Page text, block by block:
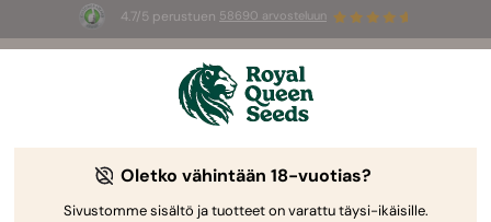
4.7/5 perustuen 58690 arvosteluun
Summer Sales: jopa –50 %
valikoiduista tuotteista! ⏤
Kannabiksen kasvatusopas Royal Queen Seedsiltä
Oletko vähintään 18-vuotias?
Sivustomme sisältö ja tuotteet on varattu täysi-ikäisille.